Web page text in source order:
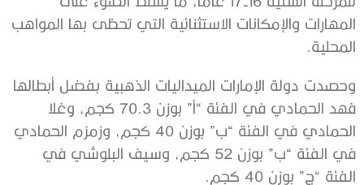
المهارات والإمكانات الاستثنائية التي تحظى بها المواهب
المحلية.
وحصدت دولة الإمارات الميداليات الذهبية بفضل أبطالها
فهد الحمادي في الفئة “أ” بوزن 70.3 كجم، وغلا
الحمادي في الفئة “ب” بوزن 40 كجم، وزمزم الحمادي
في الفئة “ب” بوزن 52 كجم، وسيف البلوشي في
الفئة “ج” بوزن 40 كجم.